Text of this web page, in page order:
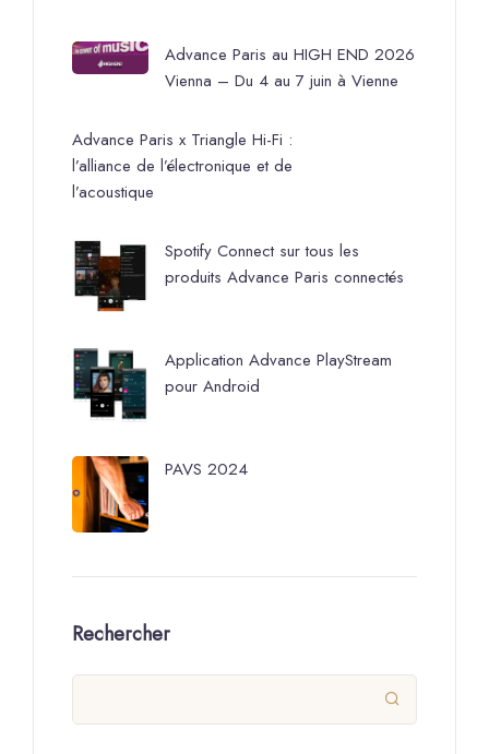
Advance Paris au HIGH END 2026
Vienna – Du 4 au 7 juin à Vienne
Advance Paris x Triangle Hi-Fi :
l’alliance de l’électronique et de
l’acoustique
Spotify Connect sur tous les
produits Advance Paris connectés
Application Advance PlayStream
pour Android
PAVS 2024
Rechercher
